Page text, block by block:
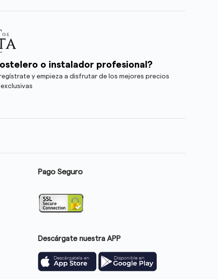
o instalador profesional?
y empieza a disfrutar de los mejores precios
Pago Seguro
Descárgate nuestra APP